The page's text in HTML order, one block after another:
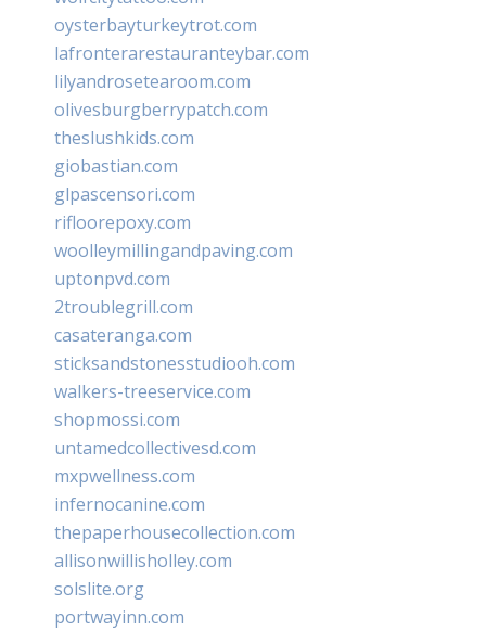
oysterbayturkeytrot.com
lafronterarestauranteybar.com
lilyandrosetearoom.com
olivesburgberrypatch.com
theslushkids.com
giobastian.com
glpascensori.com
rifloorepoxy.com
woolleymillingandpaving.com
uptonpvd.com
2troublegrill.com
casateranga.com
sticksandstonesstudiooh.com
walkers-treeservice.com
shopmossi.com
untamedcollectivesd.com
mxpwellness.com
infernocanine.com
thepaperhousecollection.com
allisonwillisholley.com
solslite.org
portwayinn.com